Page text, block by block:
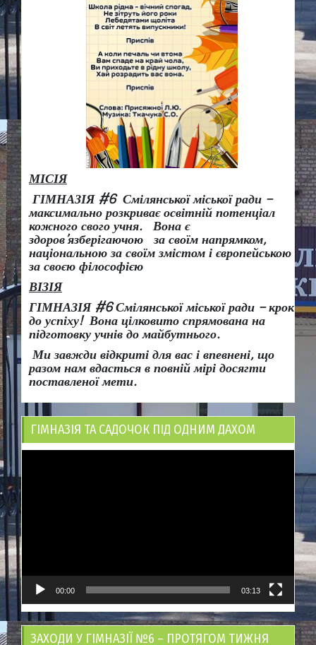
МІСІЯ
ГІМНАЗІЯ #6 Смілянської міської ради –
максимально розкриває освітній потенціал
кожного свого учня.
Вона є
здоров’язберігаючою за своїм напрямком,
національною за своїм змістом і європейською
за своєю філософією
ВІЗІЯ
ГІМНАЗІЯ #6 Смілянської міської ради – крок
до успіху! Вона цілковито спрямована на
підготовку учнів до майбутнього.
Ми завжди відкриті для вас і впевнені, що
разом нам вдасться в повній мірі досягти
поставленої мети.
ГІМНАЗІЯ ТА САДОЧОК ПІД ОДНИМ ДАХОМ
00:00 03:13
ЗАХОДИ У ГІМНАЗІЇ №6 – ПРОТЯГОМ ТИЖНЯ